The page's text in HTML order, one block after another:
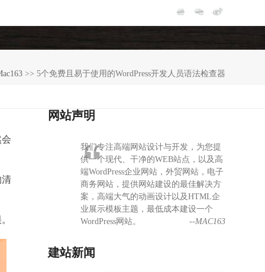
>> 5个免费且易于使用的WordPress开发人员语法检查器
清
网站声明
我们专注高端网站设计与开发，为您提
供一个现代、干净的WEB站点，以及高
端WordPress企业网站，外贸网站，电子
商务网站，提供网站建设的最佳解决方
案，高端大气的动画设计以及HTML企
业展示模板主题，最低成本建设一个
WordPress网站。
--MAC163
建站新闻